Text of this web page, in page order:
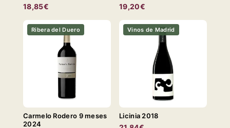
18,85€ 19,20€
Ribera del Duero
Carmelo Rodero 9 meses
2024
Vinos de Madrid
Licinia 2018